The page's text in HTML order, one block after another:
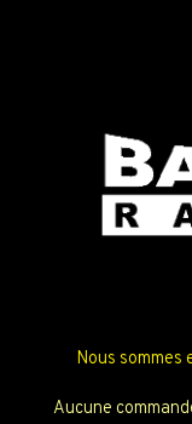
Nous sommes
Aucune